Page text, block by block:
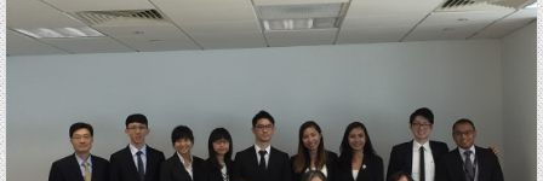
Posted in